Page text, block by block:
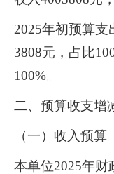
2025年初预算支
3808元，占比
100%。
二、预算收支增
（一）收入预算
本单位2025年财